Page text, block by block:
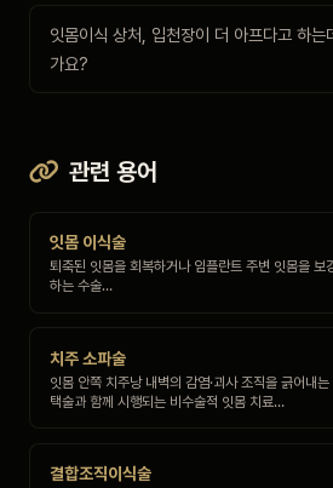
잇몸이식 상처, 입천장이 더 아프다고 하는
가요?
관련 용어
잇몸 이식술
퇴축된 잇몸을 회복하거나 임플란트 주변 잇몸을 보
하는 수술…
치주 소파술
잇몸 안쪽 치주낭 내벽의 감염·괴사 조직을 긁어내
택술과 함께 시행되는 비수술적 잇몸 치료…
결합조직이식술